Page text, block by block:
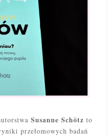
Susanne Schötz to
przełomowych badań